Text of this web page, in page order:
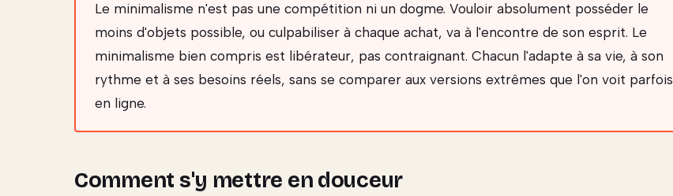
Le minimalisme n'est pas une compétition ni un dogme. Vouloir absolument posséder le
moins d'objets possible, ou culpabiliser à chaque achat, va à l'encontre de son esprit. Le
minimalisme bien compris est libérateur, pas contraignant. Chacun l'adapte à sa vie, à son
rythme et à ses besoins réels, sans se comparer aux versions extrêmes que l'on voit parfois
en ligne.
Comment s'y mettre en douceur